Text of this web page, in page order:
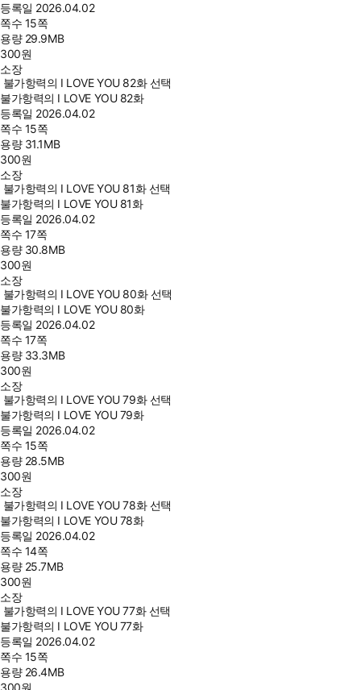
등록일 2026.04.02
쪽수 15쪽
용량 29.9MB
300원
소장
불가항력의 I LOVE YOU 82화 선택
불가항력의 I LOVE YOU 82화
등록일 2026.04.02
쪽수 15쪽
용량 31.1MB
300원
소장
불가항력의 I LOVE YOU 81화 선택
불가항력의 I LOVE YOU 81화
등록일 2026.04.02
쪽수 17쪽
용량 30.8MB
300원
소장
불가항력의 I LOVE YOU 80화 선택
불가항력의 I LOVE YOU 80화
등록일 2026.04.02
쪽수 17쪽
용량 33.3MB
300원
소장
불가항력의 I LOVE YOU 79화 선택
불가항력의 I LOVE YOU 79화
등록일 2026.04.02
쪽수 15쪽
용량 28.5MB
300원
소장
불가항력의 I LOVE YOU 78화 선택
불가항력의 I LOVE YOU 78화
등록일 2026.04.02
쪽수 14쪽
용량 25.7MB
300원
소장
불가항력의 I LOVE YOU 77화 선택
불가항력의 I LOVE YOU 77화
등록일 2026.04.02
쪽수 15쪽
용량 26.4MB
300원